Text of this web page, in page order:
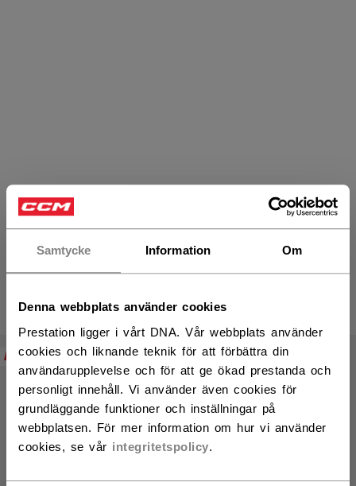
Samtycke Information Om
Denna webbplats använder cookies
Prestation ligger i vårt DNA. Vår webbplats använder
cookies och liknande teknik för att förbättra din
användarupplevelse och för att ge ökad prestanda och
personligt innehåll. Vi använder även cookies för
grundläggande funktioner och inställningar på
webbplatsen. För mer information om hur vi använder
cookies, se vår integritetspolicy.
FTW Hockeyklubbor dam
PRODUKTER (9)
NEW
NEW